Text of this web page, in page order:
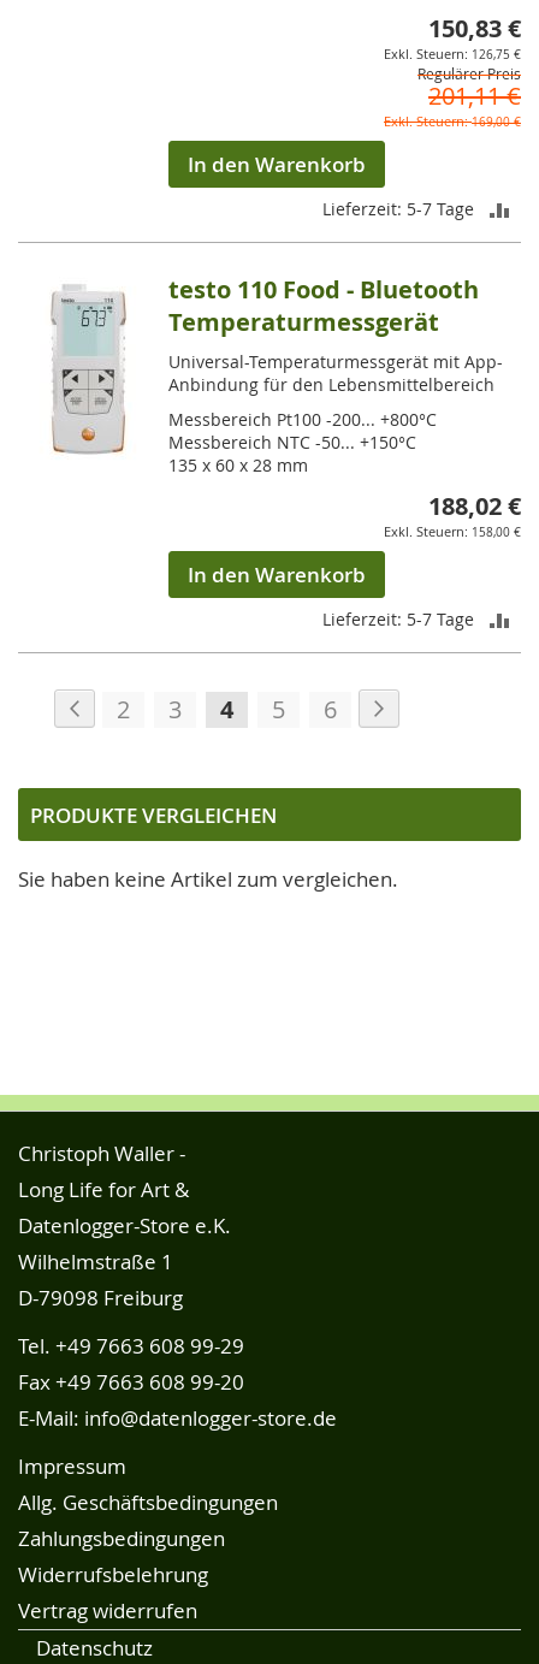
150,83 €
126,75 €
Regulärer Preis
201,11 €
169,00 €
In den Warenkorb
Lieferzeit: 5-7 Tage
testo 110 Food - Bluetooth
Temperaturmessgerät
Universal-Temperaturmessgerät mit App-
Anbindung für den Lebensmittelbereich
Messbereich Pt100 -200... +800°C
Messbereich NTC -50... +150°C
135 x 60 x 28 mm
188,02 €
158,00 €
In den Warenkorb
Lieferzeit: 5-7 Tage
Seite
Seite
Zurück
Seite
2 Seite
3
Sie
gerade
die
4 Seite
5 Seite
6
PRODUKTE VERGLEICHEN
Sie haben keine Artikel zum vergleichen.
Christoph Waller -
Long Life for Art &
Datenlogger-Store e.K.
Wilhelmstraße 1
D-79098 Freiburg
Tel. +49 7663 608 99-29
Fax +49 7663 608 99-20
E-Mail: info@datenlogger-store.de
Impressum
Allg. Geschäftsbedingungen
Zahlungsbedingungen
Widerrufsbelehrung
Vertrag widerrufen
Datenschutz